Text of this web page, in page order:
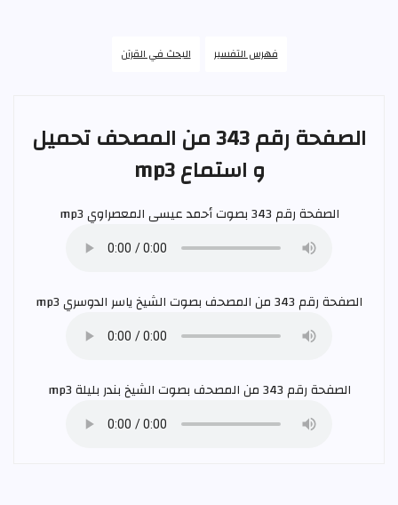
فهرس التفسير البحث في القرآن
الصفحة رقم 343 من المصحف تحميل
و استماع mp3
الصفحة رقم 343 بصوت أحمد عيسى المعصراويmp3
الصفحة رقم 343 من المصحف بصوت الشيخ ياسر الدوسري
الصفحة رقم 343 من المصحف بصوت الشيخ بندر بليلةmp3